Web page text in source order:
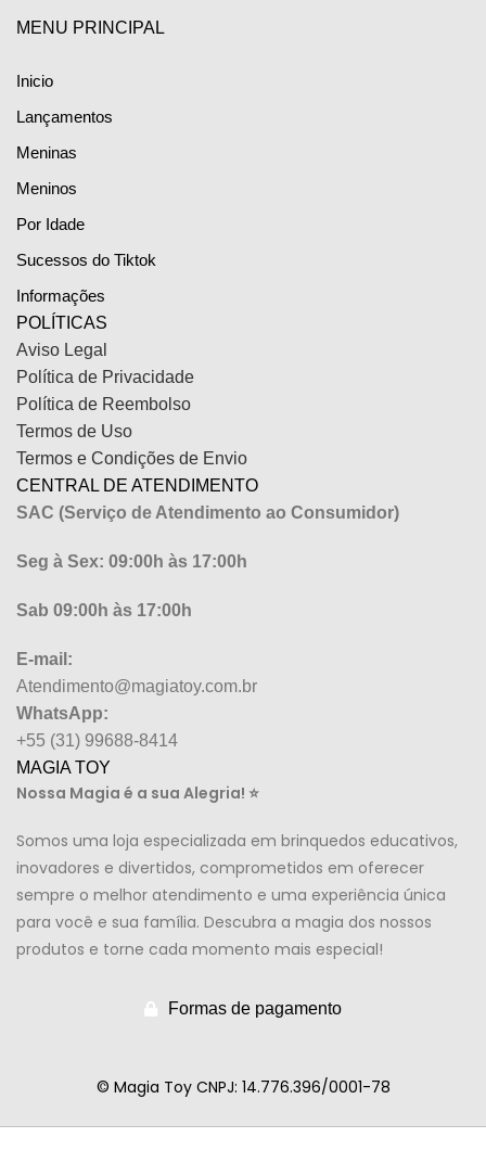
MENU PRINCIPAL
Inicio
Lançamentos
Meninas
Meninos
Por Idade
Sucessos do Tiktok
Informações
POLÍTICAS
Aviso Legal
Política de Privacidade
Política de Reembolso
Termos de Uso
Termos e Condições de Envio
CENTRAL DE ATENDIMENTO
SAC (Serviço de Atendimento ao Consumidor)
Seg à Sex: 09:00h às 17:00h
Sab 09:00h às 17:00h
E-mail:
Atendimento@magiatoy.com.br
WhatsApp:
+55 (31) 99688-8414
MAGIA TOY
Nossa Magia é a sua Alegria! ⭐
Somos uma loja especializada em brinquedos educativos,
inovadores e divertidos, comprometidos em oferecer
sempre o melhor atendimento e uma experiência única
para você e sua família. Descubra a magia dos nossos
produtos e torne cada momento mais especial!
Formas de pagamento
© Magia Toy CNPJ: 14.776.396/0001-78